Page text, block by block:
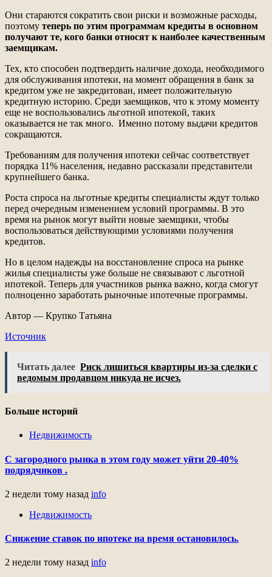
Они стараются сократить свои риски и возможные расходы,
поэтому теперь по этим программам кредиты в основном
получают те, кого банки относят к наиболее качественным
заемщикам.
Тех, кто способен подтвердить наличие дохода, необходимого
для обслуживания ипотеки, на момент обращения в банк за
кредитом уже не закредитован, имеет положительную
кредитную историю. Среди заемщиков, что к этому моменту
еще не воспользовались льготной ипотекой, таких
оказывается не так много. Именно потому выдачи кредитов
сокращаются.
Требованиям для получения ипотеки сейчас соответствует
порядка 11% населения, недавно рассказали представители
крупнейшего банка.
Роста спроса на льготные кредиты специалисты ждут только
перед очередным изменением условий программы. В это
время на рынок могут выйти новые заемщики, чтобы
воспользоваться действующими условиями получения
кредитов.
Но в целом надежды на восстановление спроса на рынке
жилья специалисты уже больше не связывают с льготной
ипотекой. Теперь для участников рынка важно, когда смогут
полноценно заработать рыночные ипотечные программы.
Автор — Крупко Татьяна
Источник
Читать далее Риск лишиться квартиры из-за сделки с
ведомым продавцом никуда не исчез.
Больше историй
Недвижимость
С загородного рынка в этом году может уйти 20-40%
подрядчиков .
2 недели тому назад info
Недвижимость
Снижение ставок по ипотеке на время остановилось.
2 недели тому назад info